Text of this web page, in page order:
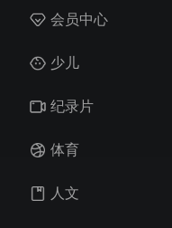
会员中心
少儿
纪录片
体育
人文